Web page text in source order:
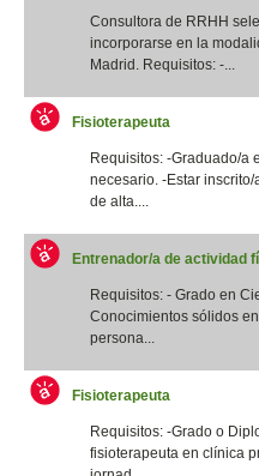
Consultora de RRHH
incorporarse en la
Madrid. Requisitos: -...
Fisioterapeuta
Requisitos: -Graduado/a
necesario. -Estar
de alta....
Entrenador/a de actividad
Requisitos: - Grado en
Conocimientos sólidos
persona...
Fisioterapeuta
Requisitos: -Grado o
fisioterapeuta en clínica